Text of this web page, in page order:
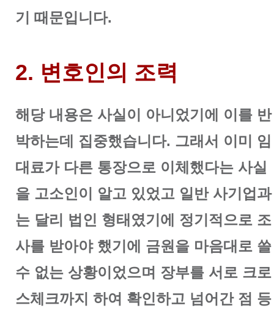
기 때문입니다.
2. 변호인의 조력
해당 내용은 사실이 아니었기에 이를 반
박하는데 집중했습니다. 그래서 이미 임
대료가 다른 통장으로 이체했다는 사실
을 고소인이 알고 있었고 일반 사기업과
는 달리 법인 형태였기에 정기적으로 조
사를 받아야 했기에 금원을 마음대로 쓸
수 없는 상황이었으며 장부를 서로 크로
스체크까지 하여 확인하고 넘어간 점 등